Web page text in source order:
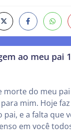
ao meu pai
morte do meu
mim. Hoje
e a falta que
em você